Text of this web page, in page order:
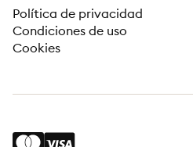
Política de privacidad
Condiciones de uso
Cookies